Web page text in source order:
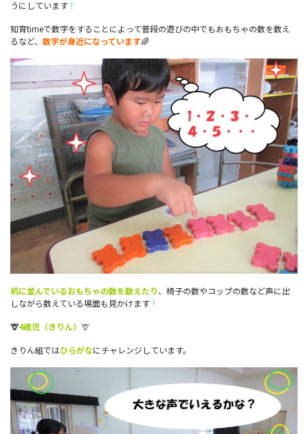
うにしています ！
知育timeで数字をすることによって普段の遊びの中でもおもちゃの数を数え
るなど、 数字が身近になっています🌈
机に並んでいるおもちゃの数を数えたり、椅子の数やコップの数など声に出
しながら数えている場面も見かけます ！
🦒4歳児（きりん） 🦒
きりん組ではひらがなにチャレンジしています。